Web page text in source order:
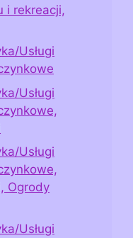
i rekreacji,
Usługi
Usługi
Usługi
Ogrody
Usługi